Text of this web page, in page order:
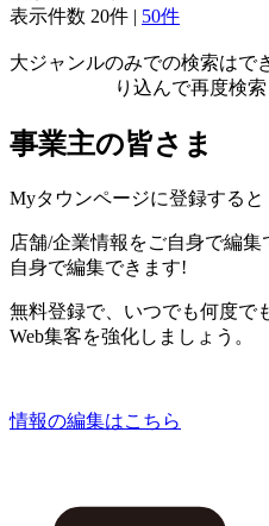
表示件数 20件 | 50件
大ジャンルのみでの検索はで
り込んで再度検
事業主の皆さま
Myタウンページに登録すると
店舗/企業情報をご自身で編集
自身で編集できます!
無料登録で、いつでも何度で
Web集客を強化しましょう。
情報の編集はこちら